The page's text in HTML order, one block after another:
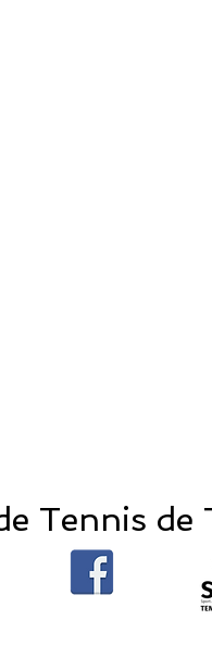
Tennis de